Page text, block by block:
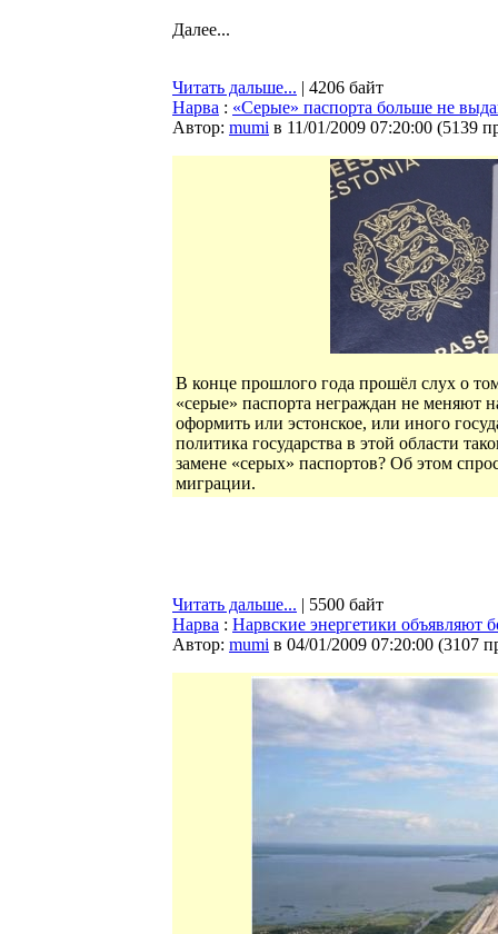
Далее...
Читать дальше... | 4206 байт
Нарва : «Серые» паспорта больше не
Автор: mumi в 11/01/2009 07:20:00 (5139
В конце прошлого года прошёл слух о
«серые» паспорта неграждан не меняют
оформить или эстонское, или иного
политика государства в этой области
замене «серых» паспортов? Об этом
миграции.
Читать дальше... | 5500 байт
Нарва : Нарвские энергетики объявляют
Автор: mumi в 04/01/2009 07:20:00 (3107